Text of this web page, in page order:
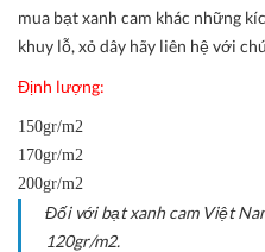
mua bạt xanh cam khác những
khuy lỗ, xỏ dây hãy liên hệ với
Định lượng:
150gr/m2
170gr/m2
200gr/m2
Đối với bạt xanh cam Việt
120gr/m2.